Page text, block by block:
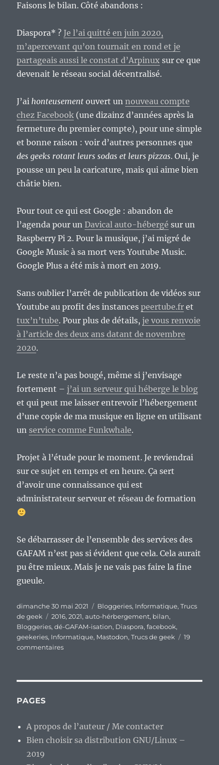
Faisons le bilan. Côté abandons :
Diaspora* ? Je l’ai quitté en juin 2020,
m’apercevant qu’on tournait en rond et je
partageais aussi le constat d’Arpinux sur ce que
devenait le réseau social décentralisé.
J’ai honteusement ouvert unnouveau compte
chez Facebook (une dizainz d’années après la
fermeture du premier compte), pour une simple
et bonne raison : voir d’autres personnes que
des geeks rotant leurs sodas et leurs pizzas. Oui, je
pousse un peu la caricature, mais qui aime bien
châtie bien.
Pour tout ce qui est Google : abandon de
l’agenda pour unDavical auto-hébergé sur un
Raspberry Pi 2. Pour la musique, j’ai migré de
Google Music à sa mort vers Youtube Music.
Google Plus a été mis à mort en 2019.
Sans oublier l’arrêt de publication de vidéos sur
Youtube au profit des instancespeertube.fr et
tux’n’tube. Pour plus de détails,je vous renvoie
à l’article des deux ans datant de novembre
2020.
Le reste n’a pas bougé, même si j’envisage
fortement –j’ai un serveur qui héberge le blog
et qui peut me laisser entrevoir l’hébergement
d’une copie de ma musique en ligne en utilisant
un service comme Funkwhale.
Projet à l’étude pour le moment. Je reviendrai
sur ce sujet en temps et en heure. Ça sert
d’avoir une connaissance qui est
administrateur serveur et réseau de formation
Se débarrasser de l’ensemble des services des
GAFAM n’est pas si évident que cela. Cela aurait
pu être mieux. Mais je ne vais pas faire la fine
gueule.
Publié
le
dimanche 30 mai 2021 Catégories
Bloggeries, Informatique,Trucs
de geek
Étiquettes
2016,2021,auto-hérbergement, bilan,
Bloggeries,dé-GAFAM-isation, Diaspora,facebook,
geekeries, Informatique, Mastodon,Trucs de geek
19
commentairessur
bout
de
PAGES
A propos de l’auteur / Me contacter
Bien choisir sa distribution GNU/Linux –
2019